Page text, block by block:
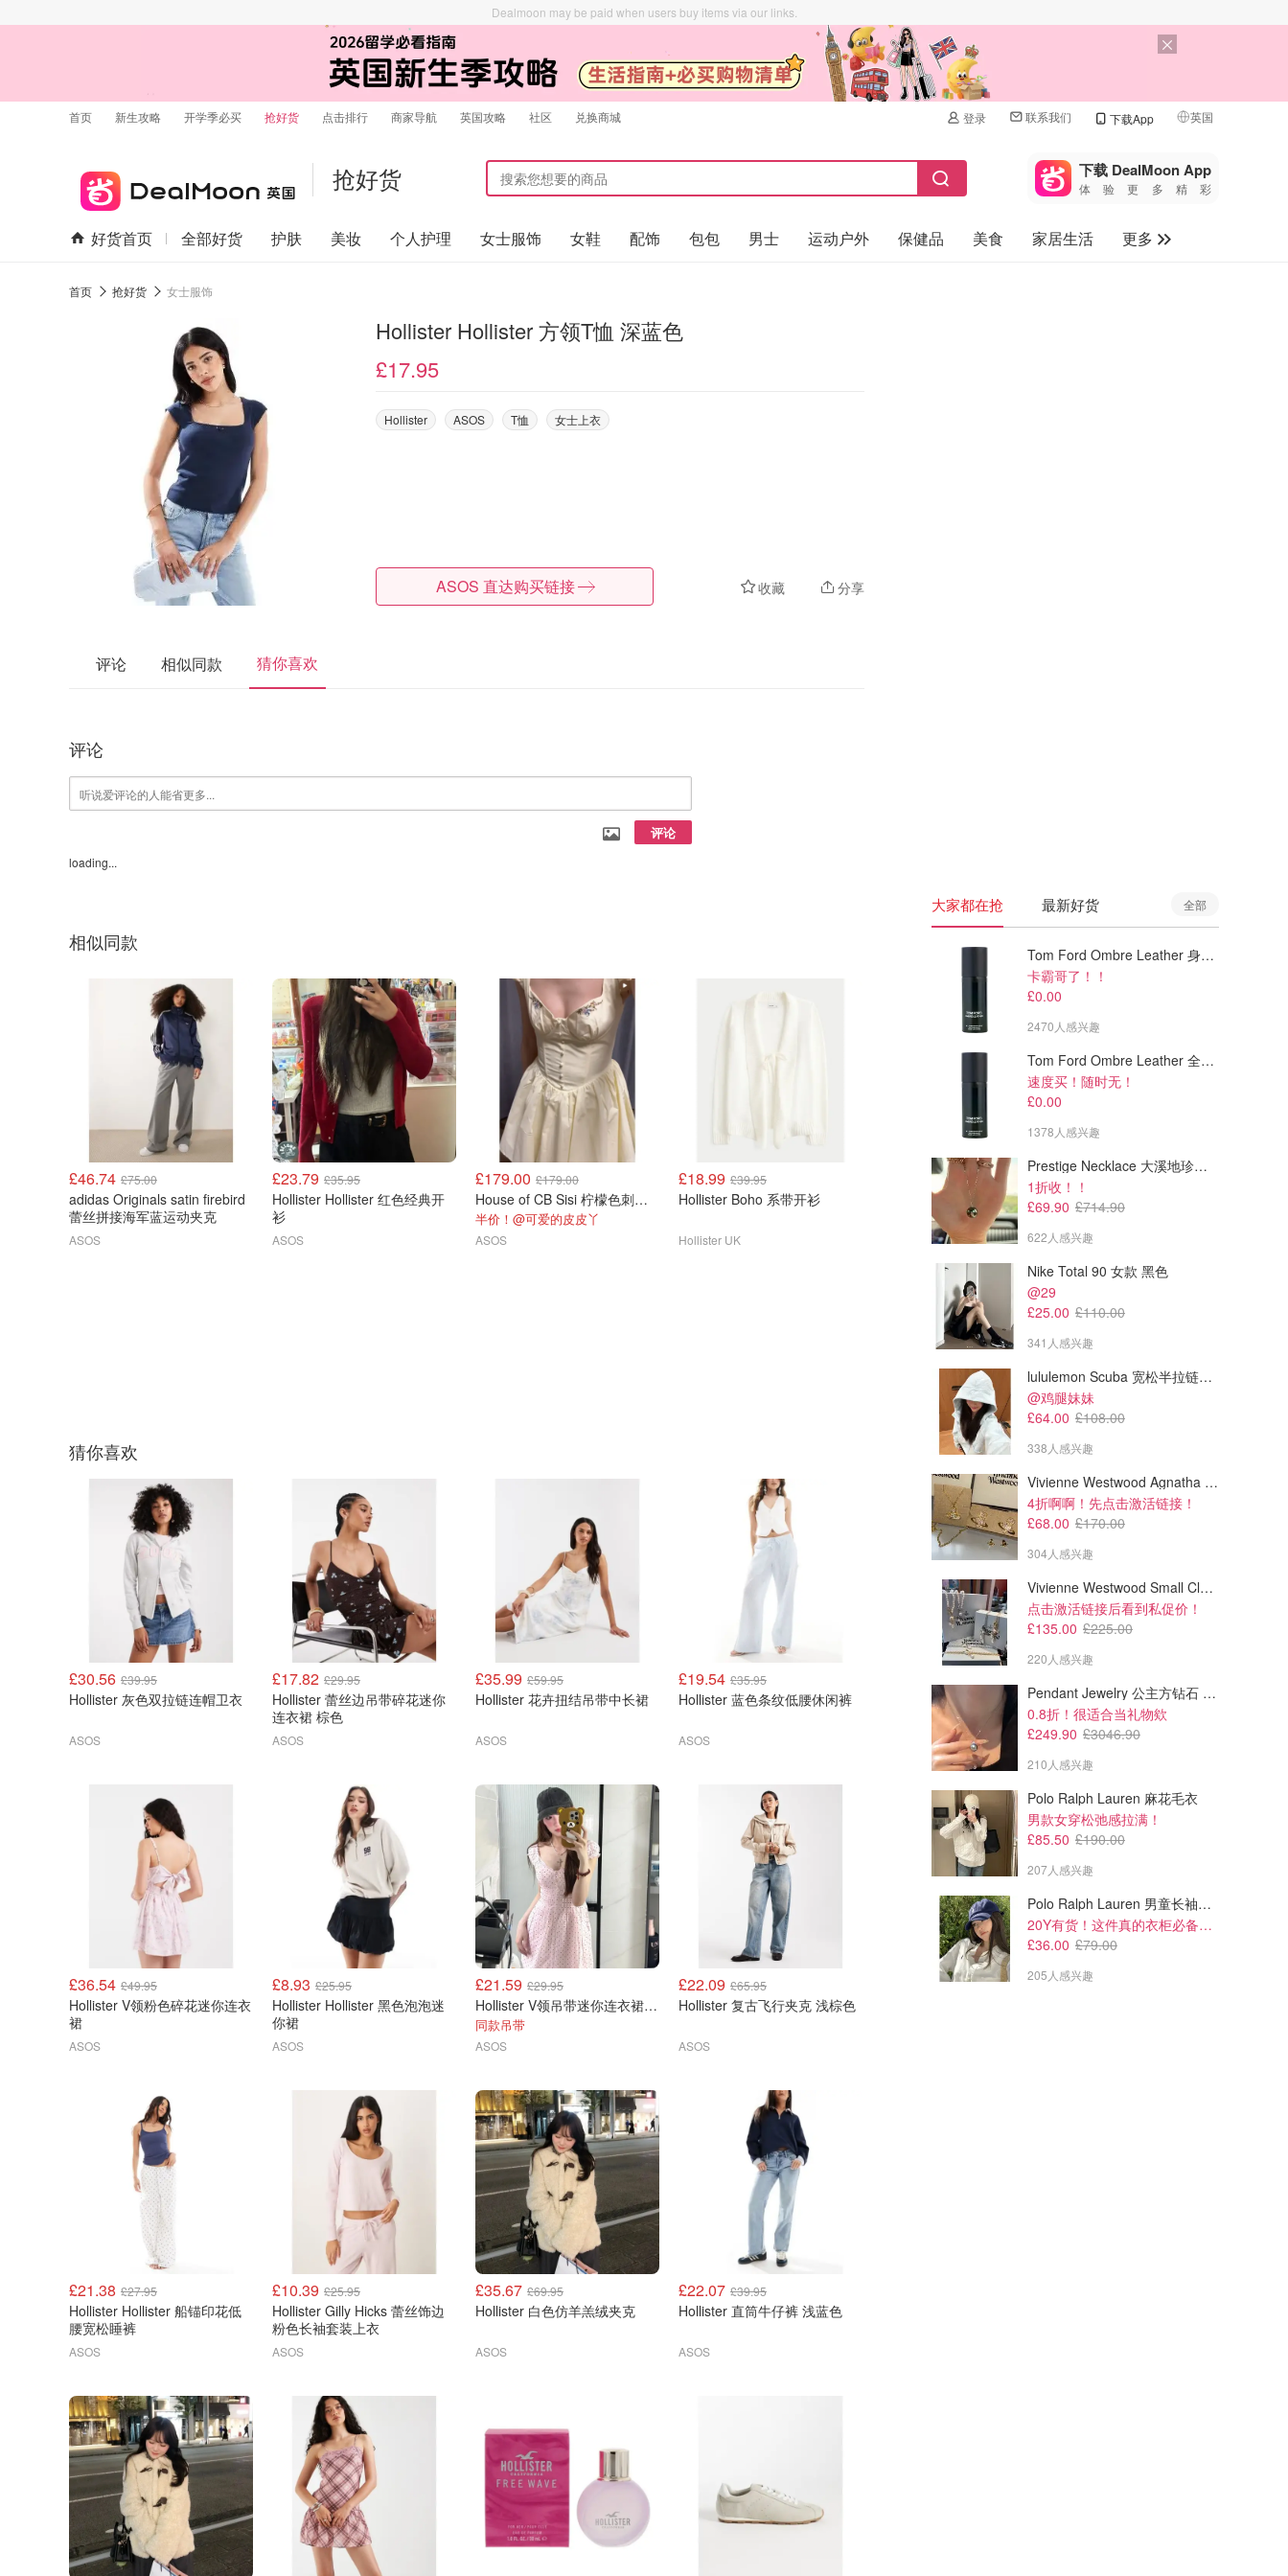
Dealmoon may be paid when users buy items via our links.
首页 新生攻略 开学季必买 抢好货 点击排行 商家导航 英国攻略 社区 兑换商城 登录 联系我们 下载App 英国
🇺🇸
🇨🇳 中国
🇨🇦加拿大
抢好货 下载 DealMoon App
体验更多精彩
好货首页 全部好货 护肤 美妆 个人护理 女士服饰 女鞋 配饰 包包 男士 运动户外 保健品 美食 家居生活
更多
首页 抢好货 女士服饰
Hollister Hollister 方领T恤 深蓝色
£17.95
Hollister ASOS T恤 女士上衣
收藏 分享
ASOS 直达购买链接
评论 相似同款 猜你喜欢
评论
评论
loading...
相似同款
£46.74 £75.00
adidas Originals satin firebird
蕾丝拼接海军蓝运动夹克
ASOS
£23.79 £35.95
Hollister Hollister 红色经典开
衫
ASOS
£179.00 £179.00
House of CB Sisi 柠檬色刺绣迷你裙
半价！@可爱的皮皮丫
ASOS
£18.99 £39.95
Hollister Boho 系带开衫
Hollister UK
£35.95
Hollister 针织开衫
Hollister UK
£21.99
类似款@糖醋鲤鱼
Hollister UK
猜你喜欢
£30.56 £39.95
Hollister 灰色双拉链连帽卫衣
ASOS
£17.82 £29.95
Hollister 蕾丝边吊带碎花迷你
连衣裙 棕色
ASOS
£35.99 £59.95
Hollister 花卉扭结吊带中长裙
ASOS
£19.54 £35.95
Hollister 蓝色条纹低腰休闲裤
ASOS
£36.54 £49.95
Hollister V领粉色碎花迷你连衣
裙
ASOS
£8.93 £25.95
Hollister Hollister 黑色泡泡迷
你裙
ASOS
£21.59 £29.95
Hollister V领吊带迷你连衣裙 粉色
同款吊带
ASOS
£22.09 £65.95
Hollister 复古飞行夹克 浅棕色
ASOS
£21.38 £27.95
Hollister Hollister 船锚印花低
腰宽松睡裤
ASOS
£10.39 £25.95
Hollister Gilly Hicks 蕾丝饰边
粉色长袖套装上衣
ASOS
£35.67 £69.95
Hollister 白色仿羊羔绒夹克
ASOS
£22.07 £39.95
Hollister 直筒牛仔裤 浅蓝色
ASOS
大家都在抢 最新好货 全部
Tom Ford Ombre Leather 身体喷雾 150ml
卡霸哥了！！
£0.00
2470人感兴趣
Tom Ford Ombre Leather 全身喷雾 150ml
速度买！随时无！
£0.00
1378人感兴趣
Prestige Necklace 大溪地珍珠项链 10-11mm
1折收！！
£69.90 £714.90
622人感兴趣
Nike Total 90 女款 黑色
@29
£25.00 £110.00
341人感兴趣
lululemon Scuba 宽松半拉链卫衣
@鸡腿妹妹
£64.00 £108.00
338人感兴趣
Vivienne Westwood Agnatha 耳环
4折啊啊！先点击激活链接！
£68.00 £170.00
304人感兴趣
Vivienne Westwood Small Claude 珍珠项链
点击激活链接后看到私促价！
£135.00 £225.00
220人感兴趣
Pendant Jewelry 公主方钻石 圆形大溪地珍珠吊坠 11-12mm
0.8折！很适合当礼物欸
£249.90 £3046.90
210人感兴趣
Polo Ralph Lauren 麻花毛衣
男款女穿松弛感拉满！
£85.50 £190.00
207人感兴趣
Polo Ralph Lauren 男童长袖衬衫 Oxford
20Y有货！这件真的衣柜必备！！@蜜子不爱吃
£36.00 £79.00
205人感兴趣